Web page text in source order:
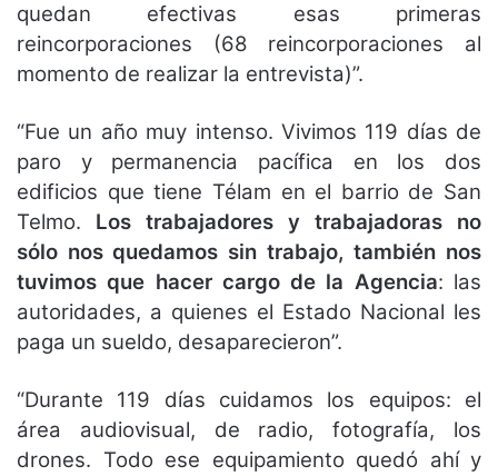
quedan efectivas esas primeras
reincorporaciones (68 reincorporaciones al
momento de realizar la entrevista)”.
“Fue un año muy intenso. Vivimos 119 días de
paro y permanencia pacífica en los dos
edificios que tiene Télam en el barrio de San
Telmo. Los trabajadores y trabajadoras no
sólo nos quedamos sin trabajo, también nos
tuvimos que hacer cargo de la Agencia: las
autoridades, a quienes el Estado Nacional les
paga un sueldo, desaparecieron”.
“Durante 119 días cuidamos los equipos: el
área audiovisual, de radio, fotografía, los
drones. Todo ese equipamiento quedó ahí y